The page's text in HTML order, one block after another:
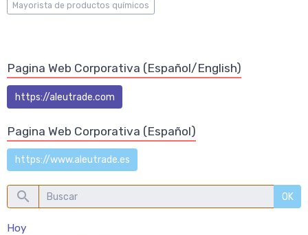
Mayorista de productos químicos
Pagina Web Corporativa (Español/English)
https://aleutrade.com
Pagina Web Corporativa (Español)
https://www.aleutrade.es
OK
Hoy